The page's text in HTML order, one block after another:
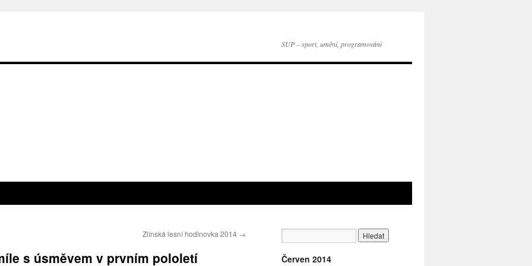
SUP – sport, umění, programování
Zlínská lesní hodinovka 2014 →
s úsměvem v prvním pololetí Červen 2014